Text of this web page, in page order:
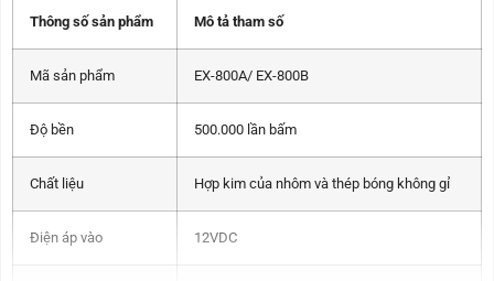
Thông số sản phẩm Mô tả tham số
Mã sản phẩm EX-800A/ EX-800B
Độ bền 500.000 lần bấm
Chất liệu Hợp kim của nhôm và thép bóng không gỉ
Điện áp vào 12VDC